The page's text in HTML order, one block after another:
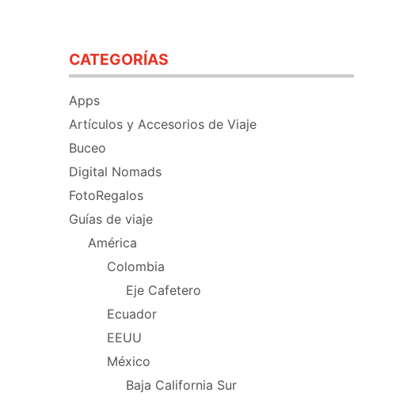
CATEGORÍAS
Apps
Artículos y Accesorios de Viaje
Buceo
Digital Nomads
FotoRegalos
Guías de viaje
América
Colombia
Eje Cafetero
Ecuador
EEUU
México
Baja California Sur